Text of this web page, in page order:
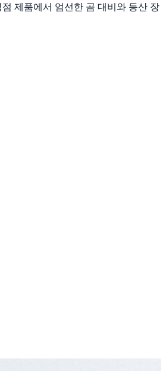
제품에서 엄선한 곰 대비와 등산 장